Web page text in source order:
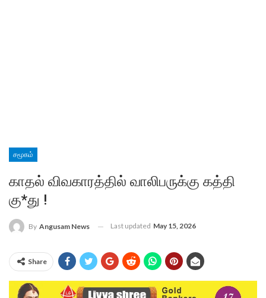
சமூகம்
காதல் விவகாரத்தில் வாலிபருக்கு கத்தி
கு*து !
By Angusam News Last updated May 15, 2026
Share